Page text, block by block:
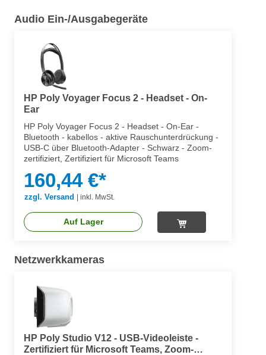
Audio Ein-/Ausgabegeräte
HP Poly Voyager Focus 2 - Headset - On-
Ear
HP Poly Voyager Focus 2 - Headset - On-Ear -
Bluetooth - kabellos - aktive Rauschunterdrückung -
USB-C über Bluetooth-Adapter - Schwarz - Zoom-
zertifiziert, Zertifiziert für Microsoft Teams
160,44 €*
zzgl. Versand | inkl. MwSt.
Auf Lager
Netzwerkkameras
HP Poly Studio V12 - USB-Videoleiste -
Zertifiziert für Microsoft Teams, Zoom-